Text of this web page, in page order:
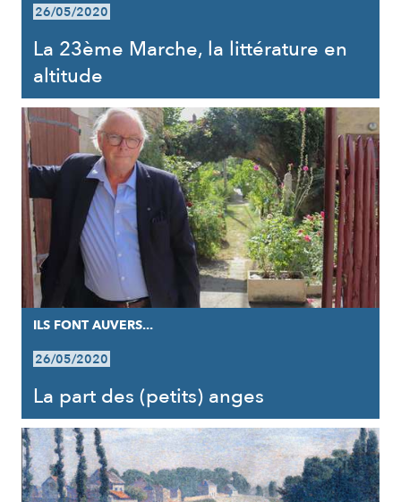
26/05/2020
La 23ème Marche, la littérature en
altitude
ILS FONT AUVERS...
26/05/2020
La part des (petits) anges